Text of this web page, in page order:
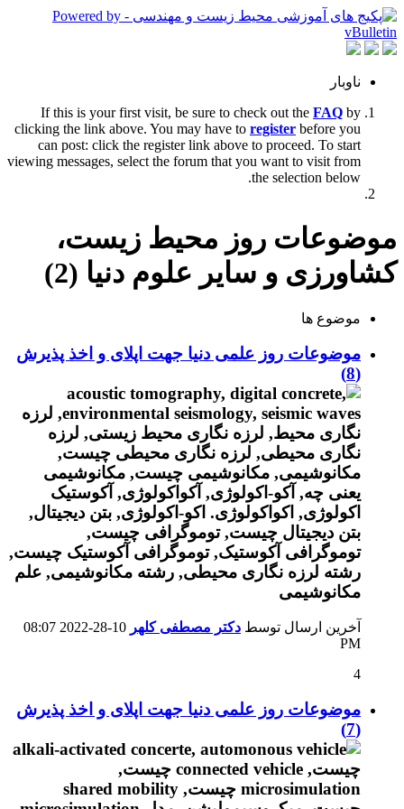
ناوبار
If this is your first visit, be sure to check out the FAQ by
clicking the link above. You may have to register before you
can post: click the register link above to proceed. To start
viewing messages, select the forum that you want to visit from
the selection below.
موضوعات روز محیط زیست،
کشاورزی و سایر علوم دنیا (2)
موضوع ها
موضوعات روز علمی دنیا جهت اپلای و اخذ پذیرش
(8)
آخرین ارسال توسط دکتر مصطفی کلهر
08:07
PM
4
موضوعات روز علمی دنیا جهت اپلای و اخذ پذیرش
(7)